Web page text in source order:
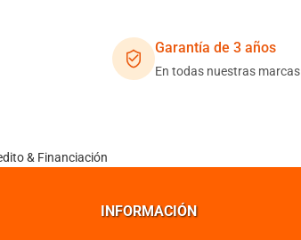
Garantía de 3 años
En todas nuestras marcas
INFORMACIÓN